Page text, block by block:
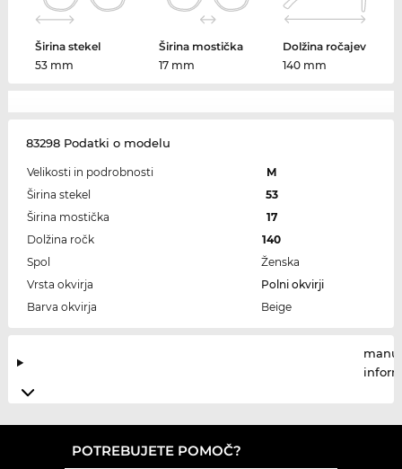
Širina stekel
53 mm
Širina mostička
17 mm
Dolžina ročajev
140 mm
83298 Podatki o modelu
Velikosti in podrobnosti
M
Širina stekel
53
Širina mostička
17
Dolžina ročk
140
Spol
Ženska
Vrsta okvirja
Polni okvirji
Barva okvirja
Beige
POTREBUJETE POMOČ?